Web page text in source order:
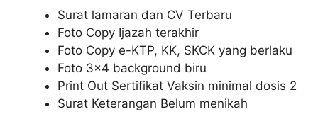
Surat lamaran dan CV Terbaru
Foto Copy Ijazah terakhir
Foto Copy e-KTP, KK, SKCK yang berlaku
Foto 3×4 background biru
Print Out Sertifikat Vaksin minimal dosis 2
Surat Keterangan Belum menikah